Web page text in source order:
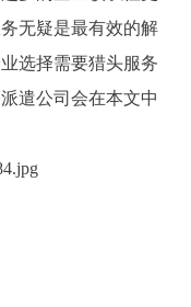
无疑是最有效的解
选择需要猎头服务
遣公司会在本文中